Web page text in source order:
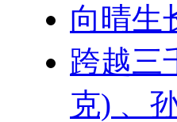
向晴生
跨越三
克) 、